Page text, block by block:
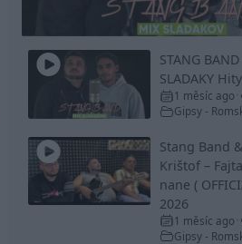
STANG
SLADAKY Hity
1 měsíc ago
Gipsy -
Stang Band
Krištof –
nane (
2026
1 měsíc ago
Gipsy -